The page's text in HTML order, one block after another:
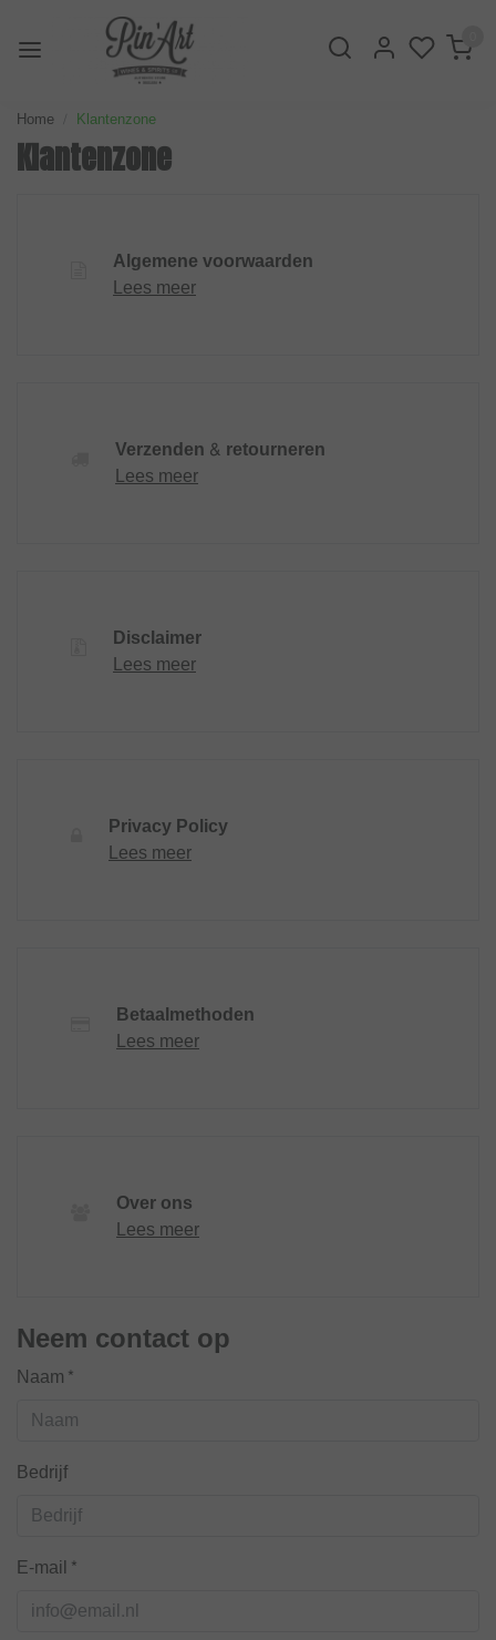
Home Klantenzone
Klantenzone
Algemene voorwaarden
Lees meer
Verzenden & retourneren
Lees meer
Disclaimer
Lees meer
Privacy Policy
Lees meer
Betaalmethoden
Lees meer
Over ons
Lees meer
Neem contact op
Naam*
Bedrijf
E-mail*